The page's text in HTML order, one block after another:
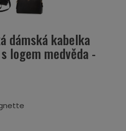
dámská kabelka
logem medvěda -